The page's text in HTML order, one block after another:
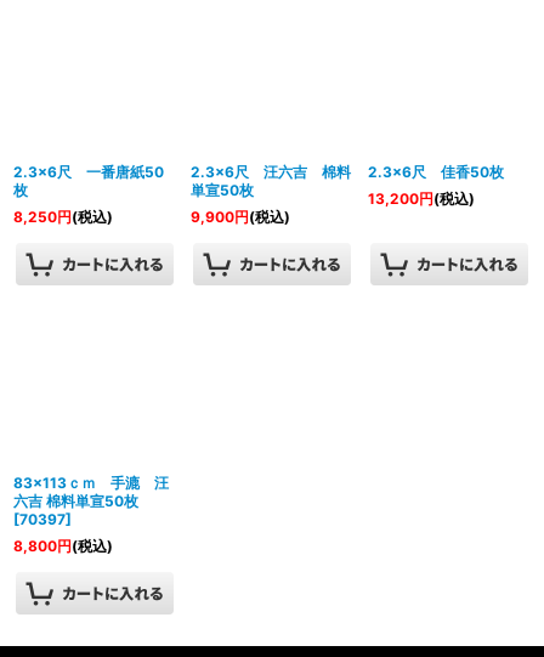
2.3×6尺 一番唐紙50
枚
8,250円(税込)
2.3×6尺 汪六吉 棉料
単宣50枚
9,900円(税込)
2.3×6尺 佳香50枚
13,200円(税込)
83×113ｃｍ 手漉 汪
六吉 棉料単宣50枚
[70397]
8,800円(税込)